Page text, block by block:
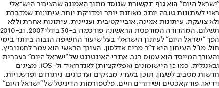
"ישראל היום" הוא גוף תקשורת שנוסד מתוך האמונה שהציבור הישראלי
ראוי לעיתונות טובה יותר, מאוזנת יותר ומדויקת יותר. עיתונות שמדברת
ולא צועקת. עיתונות אמינה, אובייקטיבית ועניינית. עיתונות אחרת וללא
תשלום. המהדורה המודפסת הראשונה פורסמה ב-30 ביולי 2007, וב-2010
הפך "ישראל היום" לעיתון הישראלי בעל שיעור החשיפה הגבוה ביותר בימי
חול. מו"ל העיתון היא ד"ר מרים אדלסון. העורך הראשי הוא עמר לחמנוביץ,
והעורך המייסד הוא עמוס רגב. אתרי האינטרנט של "ישראל היום" בעברית
ובאנגלית, כמו כן היישומונים (אפליקציות) לאנדרואיד ול-iOS, מציגים
חדשות מסביב לשעון, תוכן בלעדי, מבזקים ועדכונים, ניתוחים ופרשנויות,
וידיאו, פודקאסטים ושידורים חיים. פלטפורמות הדיגיטל של "ישראל היום"